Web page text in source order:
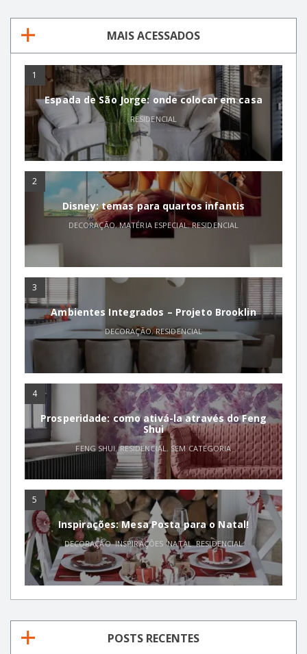
MAIS ACESSADOS
1
Espada de São Jorge: onde colocar em casa
RESIDENCIAL
2
Disney: temas para quartos infantis
DECORAÇÃO,MATÉRIA ESPECIAL,RESIDENCIAL
3
Ambientes Integrados – Projeto Brooklin
DECORAÇÃO,RESIDENCIAL
4
Prosperidade: como ativá-la através do Feng
Shui
FENG SHUI,RESIDENCIAL ,SEM CATEGORIA
5
Inspirações: Mesa Posta para o Natal!
DECORAÇÃO,INSPIRAÇÕES ,NATAL,RESIDENCIAL
POSTS RECENTES